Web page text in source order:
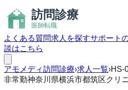
よくある質問求人を探すサポート
談はこちら
アモメディ訪問診療›求人一覧›HS-
非常勤神奈川県横浜市都筑区クリ